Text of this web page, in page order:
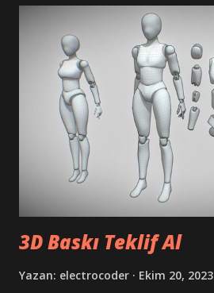
3D Baskı Teklif Al
Yazan: electrocoder Ekim 20, 2023